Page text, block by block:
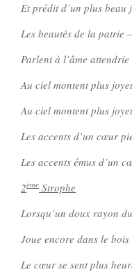
Et prédit d’un plus beau
Les beautés de la patrie
Parlent à l’âme attendrie
Au ciel montent plus
Au ciel montent plus
Les accents d’un cœur
Les accents émus d’un
2ème Strophe
Lorsqu’un doux rayon
Joue encore dans le bois
Le cœur se sent plus